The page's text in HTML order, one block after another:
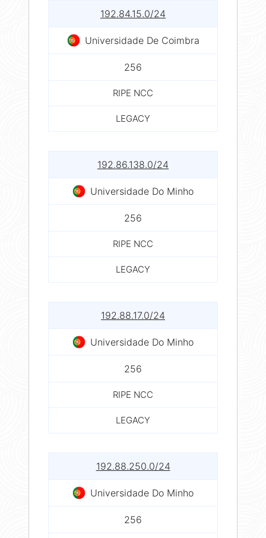
192.84.15.0/24
Universidade De Coimbra
256
RIPE NCC
LEGACY
192.86.138.0/24
Universidade Do Minho
256
RIPE NCC
LEGACY
192.88.17.0/24
Universidade Do Minho
256
RIPE NCC
LEGACY
192.88.250.0/24
Universidade Do Minho
256